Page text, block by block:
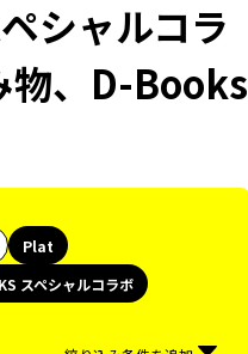
シャルコラ
物、D-Books
Plat
スペシャルコラボ